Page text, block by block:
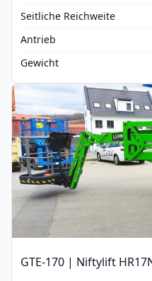
Seitliche Reichweite
Antrieb
Gewicht
GTE-170 | Niftylift